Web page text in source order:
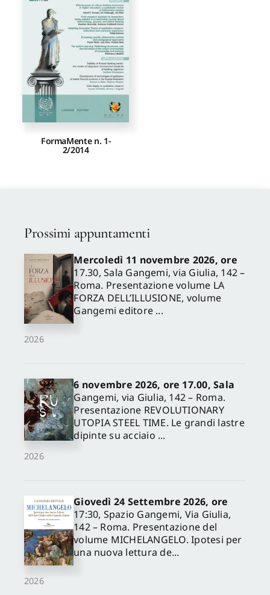
Proposte di pubblicazione
Gangemi Editore
Newsletter
FormaMente n. 1-
2/2014
Prossimi appuntamenti
2026
Mercoledì 11 novembre 2026, ore
17.30, Sala Gangemi, via Giulia, 142 –
Roma. Presentazione volume LA
FORZA DELL’ILLUSIONE, volume
Gangemi editore ...
2026
6 novembre 2026, ore 17.00, Sala
Gangemi, via Giulia, 142 – Roma.
Presentazione REVOLUTIONARY
UTOPIA STEEL TIME. Le grandi lastre
dipinte su acciaio ...
2026
Giovedì 24 Settembre 2026, ore
17:30, Spazio Gangemi, Via Giulia,
142 – Roma. Presentazione del
volume MICHELANGELO. Ipotesi per
una nuova lettura de...